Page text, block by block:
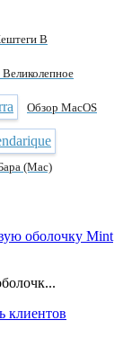
В
Обзор MacOS
(Mac)
оболочку Mint
клиентов